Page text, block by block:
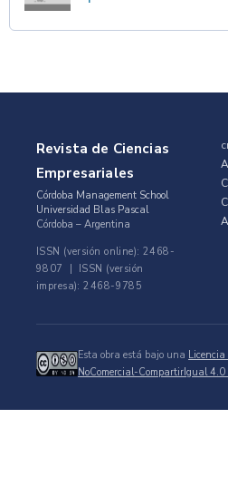
Revista de Ciencias
Empresariales
Córdoba Management School
Universidad Blas Pascal
Córdoba – Argentina
ISSN (versión online): 2468-
9807 | ISSN (versión
impresa): 2468-9785
Esta obra está bajo una
NoComercial-CompartirIgual